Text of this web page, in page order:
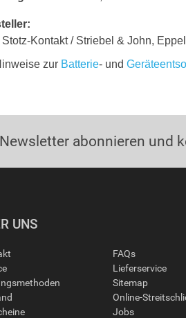
Kontakt / Striebel & John,
zur Batterie- und
Newsletter abonnieren und
UNS
FAQs
Lieferservice
Sitemap
Online-
Jobs